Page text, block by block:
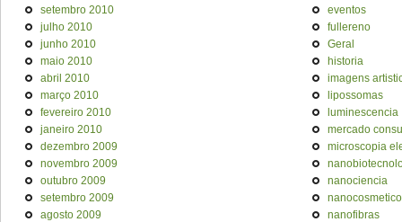
setembro 2010
julho 2010
junho 2010
maio 2010
abril 2010
março 2010
fevereiro 2010
janeiro 2010
dezembro 2009
novembro 2009
outubro 2009
setembro 2009
agosto 2009
eventos
fullereno
Geral
historia
imagens
lipossomas
luminescencia
mercado
microscopia
nanociencia
nanofibras